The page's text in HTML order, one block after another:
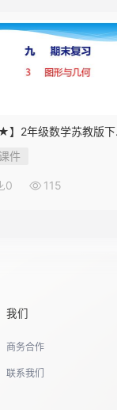
★】2年级数学苏教版
件第9单元《期末复习》
件
0 115
我们
商务合作
联系我们